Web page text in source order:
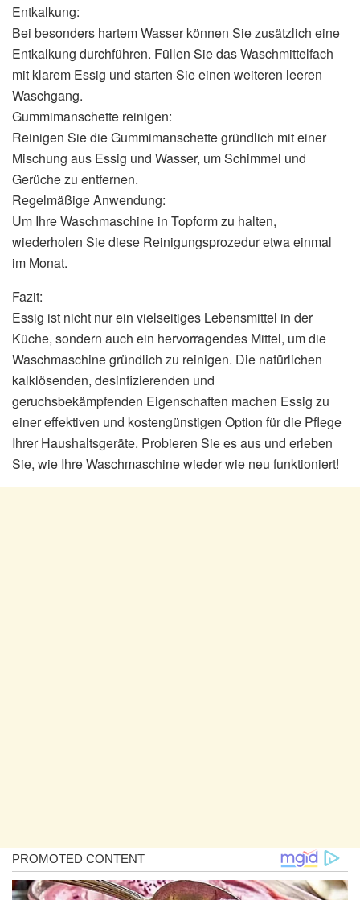
Entkalkung:
Bei besonders hartem Wasser können Sie zusätzlich eine
Entkalkung durchführen. Füllen Sie das Waschmittelfach
mit klarem Essig und starten Sie einen weiteren leeren
Waschgang.
Gummimanschette reinigen:
Reinigen Sie die Gummimanschette gründlich mit einer
Mischung aus Essig und Wasser, um Schimmel und
Gerüche zu entfernen.
Regelmäßige Anwendung:
Um Ihre Waschmaschine in Topform zu halten,
wiederholen Sie diese Reinigungsprozedur etwa einmal
im Monat.
Fazit:
Essig ist nicht nur ein vielseitiges Lebensmittel in der
Küche, sondern auch ein hervorragendes Mittel, um die
Waschmaschine gründlich zu reinigen. Die natürlichen
kalklösenden, desinfizierenden und
geruchsbekämpfenden Eigenschaften machen Essig zu
einer effektiven und kostengünstigen Option für die Pflege
Ihrer Haushaltsgeräte. Probieren Sie es aus und erleben
Sie, wie Ihre Waschmaschine wieder wie neu funktioniert!